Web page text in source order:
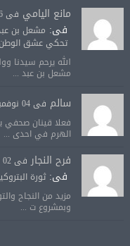
مانع اليامي فى 06 فبراير
فى: مشعل بن
تحكي عشق الوطن
الله يرحم سيدنا
مشعل بن عبد ...
سالم فى 04 نوفمبر
فعلا قينان صحفي
الهرم في احدى ...
فرح النجار فى 02 أغسطس
فى:ثورة
مزيد من النجاح
وبمشروع ت ...